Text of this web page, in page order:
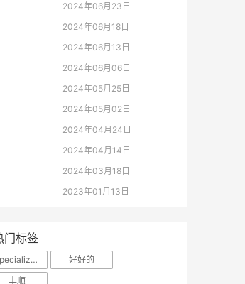
2024年06月23日
2024年06月18日
2024年06月13日
2024年06月06日
2024年05月25日
2024年05月02日
2024年04月24日
2024年04月14日
2024年03月18日
2023年01月13日
门标签
specialization
好好的
丰顺